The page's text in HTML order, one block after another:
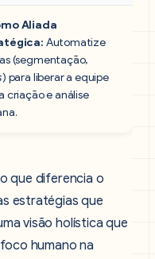
Aliada
Automatize
(segmentação,
) para liberar a equipe
criação e análise
que diferencia o
estratégias que
visão holística que
humano na